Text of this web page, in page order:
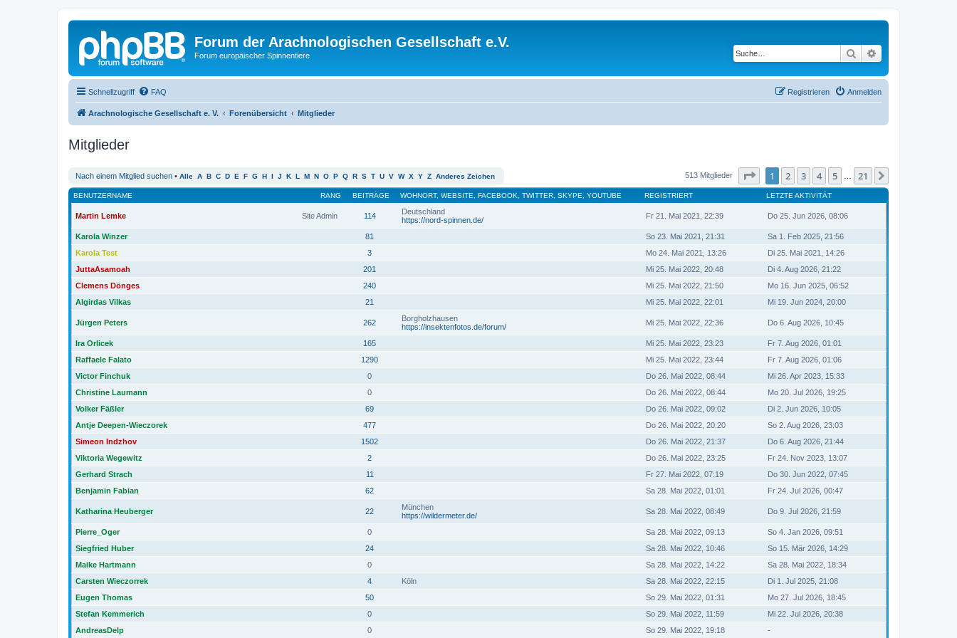
Forum der Arachnologischen Gesellschaft e.V.
Forum europäischer Spinnentiere Suche
Schnellzugriff FAQ Anmelden
Registrieren
Arachnologische Gesellschaft e. V. Forenübersicht Mitglieder
Mitglieder
Nach einem Mitglied suchen • Alle A B C D E F G H I J K L M N O P Q R S T U V W X Y Z Anderes Zeichen 513 Mitglieder Seite von21
1 2 3 4 5 21
RANG
BENUTZERNAME BEITRÄGE WOHNORT, WEBSITE, FACEBOOK, TWITTER, SKYPE, YOUTUBE REGISTRIERT LETZTE AKTIVITÄT
Site Admin
Martin Lemke 114
Deutschland
https://nord-spinnen.de/
Fr 21. Mai 2021, 22:39 Do 25. Jun 2026, 08:06
Karola Winzer 81 So 23. Mai 2021, 21:31
Sa 1. Feb 2025, 21:56
Karola Test
3 Mo 24. Mai 2021, 13:26
Di 25. Mai 2021, 14:26
JuttaAsamoah
201 Mi 25. Mai 2022, 20:48
Di 4. Aug 2026, 21:22
Clemens Dönges
240 Mi 25. Mai 2022, 21:50
Mo 16. Jun 2025, 06:52
Algirdas Vilkas
21 Mi 25. Mai 2022, 22:01 Mi 19. Jun 2024, 20:00
Jürgen Peters 262
Borgholzhausen
https://insektenfotos.de/forum/
Mi 25. Mai 2022, 22:36 Do 6. Aug 2026, 10:45
Ira Orlicek 165 Mi 25. Mai 2022, 23:23
Fr 7. Aug 2026, 01:01
Raffaele Falato
1290 Mi 25. Mai 2022, 23:44
Fr 7. Aug 2026, 01:06
Victor Finchuk
0 Do 26. Mai 2022, 08:44
Mi 26. Apr 2023, 15:33
Christine Laumann
0 Do 26. Mai 2022, 08:44
Mo 20. Jul 2026, 19:25
Volker Fäßler
69 Do 26. Mai 2022, 09:02
Di 2. Jun 2026, 10:05
Antje Deepen-Wieczorek
477 Do 26. Mai 2022, 20:20
So 2. Aug 2026, 23:03
Simeon Indzhov
1502 Do 26. Mai 2022, 21:37
Do 6. Aug 2026, 21:44
Viktoria Wegewitz
2 Do 26. Mai 2022, 23:25
Fr 24. Nov 2023, 13:07
Gerhard Strach
11 Fr 27. Mai 2022, 07:19
Do 30. Jun 2022, 07:45
Benjamin Fabian
62 Sa 28. Mai 2022, 01:01 Fr 24. Jul 2026, 00:47
Katharina Heuberger 22
München
https://wildermeter.de/
Sa 28. Mai 2022, 08:49 Do 9. Jul 2026, 21:59
Pierre_Oger 0 Sa 28. Mai 2022, 09:13
So 4. Jan 2026, 09:51
Siegfried Huber
24 Sa 28. Mai 2022, 10:46
So 15. Mär 2026, 14:29
Maike Hartmann
0 Sa 28. Mai 2022, 14:22
Sa 28. Mai 2022, 18:34
Carsten Wieczorrek
4 Köln Sa 28. Mai 2022, 22:15
Di 1. Jul 2025, 21:08
Eugen Thomas
50 So 29. Mai 2022, 01:31
Mo 27. Jul 2026, 18:45
Stefan Kemmerich
0 So 29. Mai 2022, 11:59
Mi 22. Jul 2026, 20:38
AndreasDelp
0 So 29. Mai 2022, 19:18 -